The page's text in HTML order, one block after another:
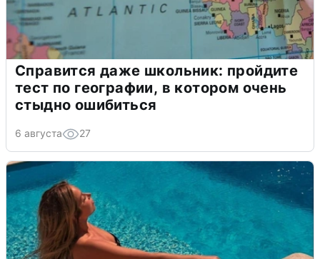
Справится даже школьник: пройдите
тест по географии, в котором очень
стыдно ошибиться
6 августа 27